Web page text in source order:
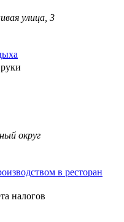
улица, 3
округ
в ресторан
налогов